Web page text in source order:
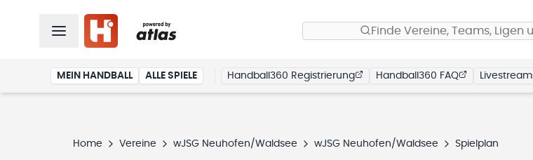
Finde Vereine, Teams, Ligen
MEIN HANDBALL ALLE SPIELE Handball360 Registrierung Handball360 FAQ
Home Vereine wJSG Neuhofen/Waldsee wJSG Neuhofen/Waldsee Spielplan